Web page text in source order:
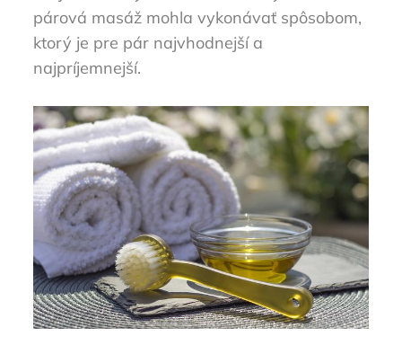
párová masáž mohla vykonávať spôsobom,
ktorý je pre pár najvhodnejší a
najpríjemnejší.